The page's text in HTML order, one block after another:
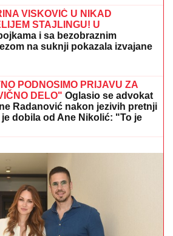
vanredna situacija u ovom
u Srbiji
i sa bezobraznim
na suknji pokazala izvajane
a onda je sevnulo i više nego
planirala (Foto)